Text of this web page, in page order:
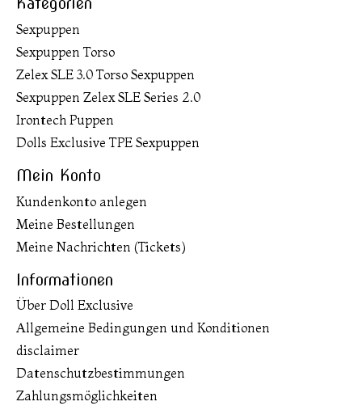
Kategorien
Sexpuppen
Sexpuppen Torso
Zelex SLE 3.0 Torso Sexpuppen
Sexpuppen Zelex SLE Series 2.0
Irontech Puppen
Dolls Exclusive TPE Sexpuppen
Mein Konto
Kundenkonto anlegen
Meine Bestellungen
Meine Nachrichten (Tickets)
Informationen
Über Doll Exclusive
Allgemeine Bedingungen und Konditionen
disclaimer
Datenschutzbestimmungen
Zahlungsmöglichkeiten